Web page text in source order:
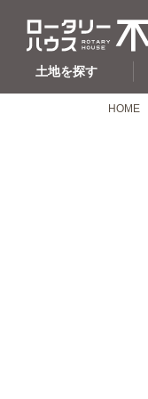
土地を探す
HOME